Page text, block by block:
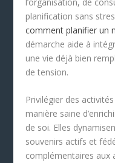
planification sans
comment planifier un
démarche aide à
une vie déjà bien
de tension.
Privilégier des
manière saine
de soi. Elles
souvenirs actifs et
complémentaires aux